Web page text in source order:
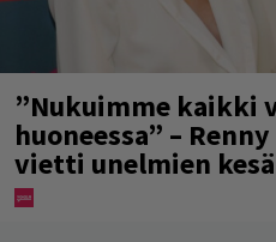
”Nukuimme kaikki
huoneessa” –
vietti unelmien